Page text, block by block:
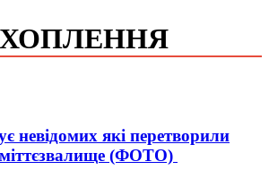
невідомих які перетворили
(ФОТО)